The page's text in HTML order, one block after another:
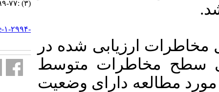
شده در
متوسط
دارای وضعیت
http://journal.ihepsa.ir/article-۱-۲۹۹۴-